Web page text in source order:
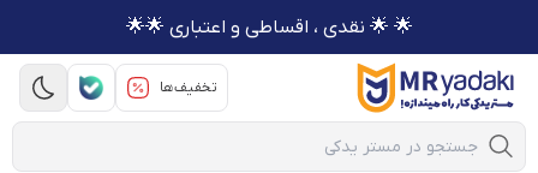
🌟 🌟 نقدی ، اقساطی و اعتباری 🌟🌟
تخفیف‌ها
Mobile Search